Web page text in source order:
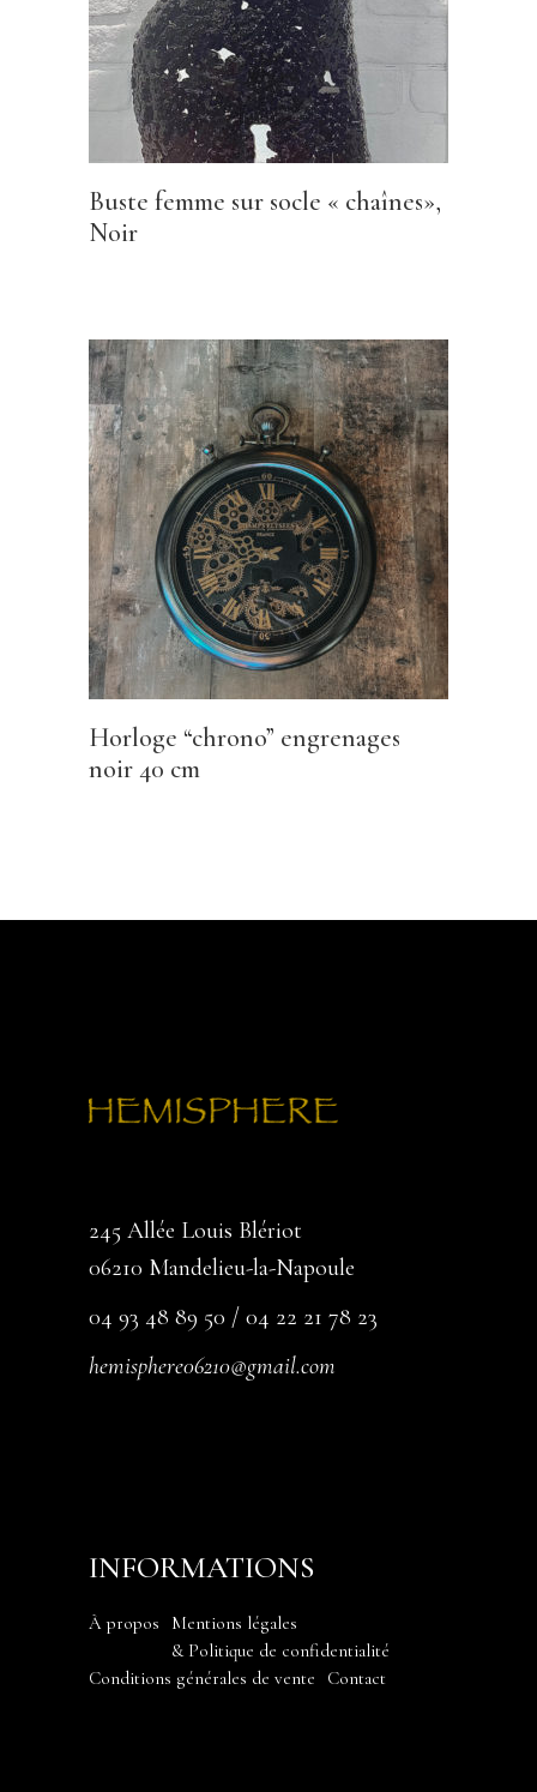
Buste femme sur socle « chaînes»,
Noir
Horloge “chrono” engrenages
noir 40 cm
245 Allée Louis Blériot
06210 Mandelieu-la-Napoule
04 93 48 89 50 / 04 22 21 78 23
hemisphere06210@gmail.com
INFORMATIONS
À propos
Mentions légales
& Politique de confidentialité
Conditions générales de vente
Contact